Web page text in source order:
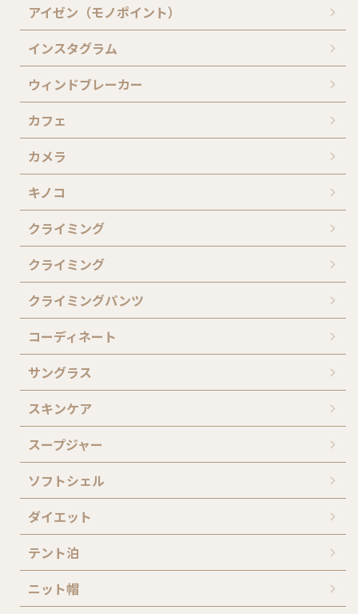
アイゼン（モノポイント）
インスタグラム
ウィンドブレーカー
カフェ
カメラ
キノコ
クライミング
クライミング
クライミングパンツ
コーディネート
サングラス
スキンケア
スープジャー
ソフトシェル
ダイエット
テント泊
ニット帽